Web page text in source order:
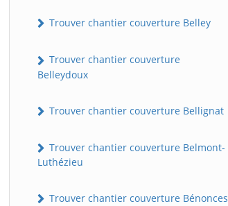
Trouver chantier couverture Belley
Trouver chantier couverture
Belleydoux
Trouver chantier couverture Bellignat
Trouver chantier couverture Belmont-
Luthézieu
Trouver chantier couverture Bénonces